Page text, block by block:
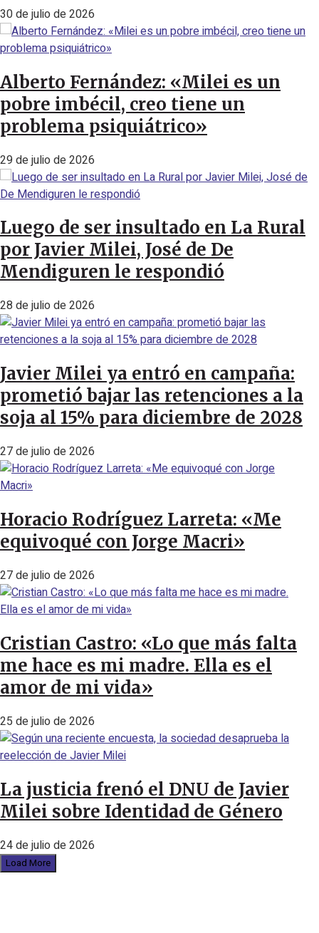
30 de julio de 2026
Alberto Fernández: «Milei es un
pobre imbécil, creo tiene un
problema psiquiátrico»
29 de julio de 2026
Luego de ser insultado en La Rural
por Javier Milei, José de De
Mendiguren le respondió
28 de julio de 2026
Javier Milei ya entró en campaña:
prometió bajar las retenciones a la
soja al 15% para diciembre de 2028
27 de julio de 2026
Horacio Rodríguez Larreta: «Me
equivoqué con Jorge Macri»
27 de julio de 2026
Cristian Castro: «Lo que más falta
me hace es mi madre. Ella es el
amor de mi vida»
25 de julio de 2026
La justicia frenó el DNU de Javier
Milei sobre Identidad de Género
24 de julio de 2026
Load More